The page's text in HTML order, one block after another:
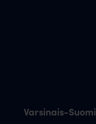
Varsinais-Suomi